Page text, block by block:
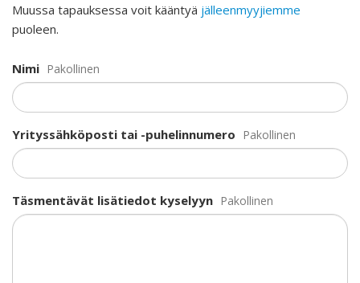
Muussa tapauksessa voit kääntyä jälleenmyyjiemme
puoleen.
Nimi Pakollinen
Yrityssähköposti tai -puhelinnumero Pakollinen
Täsmentävät lisätiedot kyselyyn Pakollinen